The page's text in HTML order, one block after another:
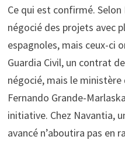
Ce qui est confirmé.
négocié des projets avec
espagnoles, mais ceux-ci
Guardia Civil, un contrat
négocié, mais le ministère
Fernando Grande-
initiative. Chez Navantia,
avancé n’aboutira pas en